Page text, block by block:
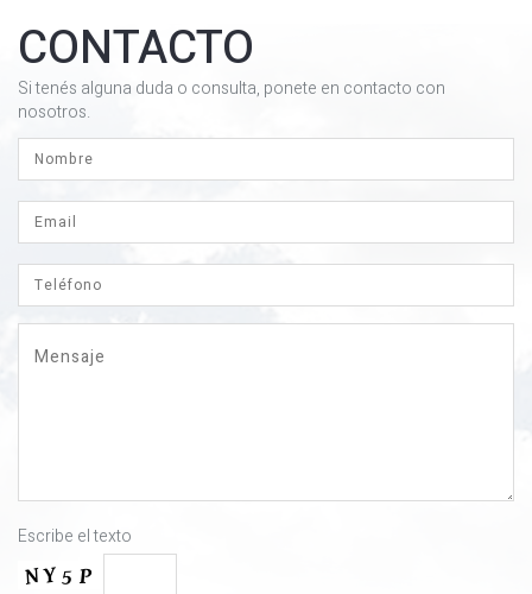
CONTACTO
Si tenés alguna duda o consulta, ponete en contacto con
nosotros.
Escribe el texto